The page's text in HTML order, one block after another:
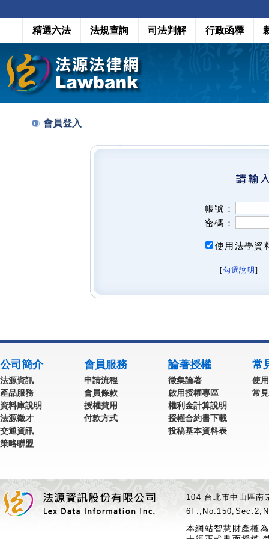
精選六法 法規查詢 司法判解 行政函釋
會員登入
帳號：
密碼：
使用法學資
[勾選說明 ]
公司簡介
法源資訊
產品服務
資料庫說明
法源徵才
交通資訊
策略聯盟
會員服務
申請流程
會員條款
授權費用
付款方式
論著授權
徵集論著
啟用授權專區
權利金計算說明
授權合約書下載
投稿基本資料表
常
使
常
104 台北市中山區
本網站智慧財產權